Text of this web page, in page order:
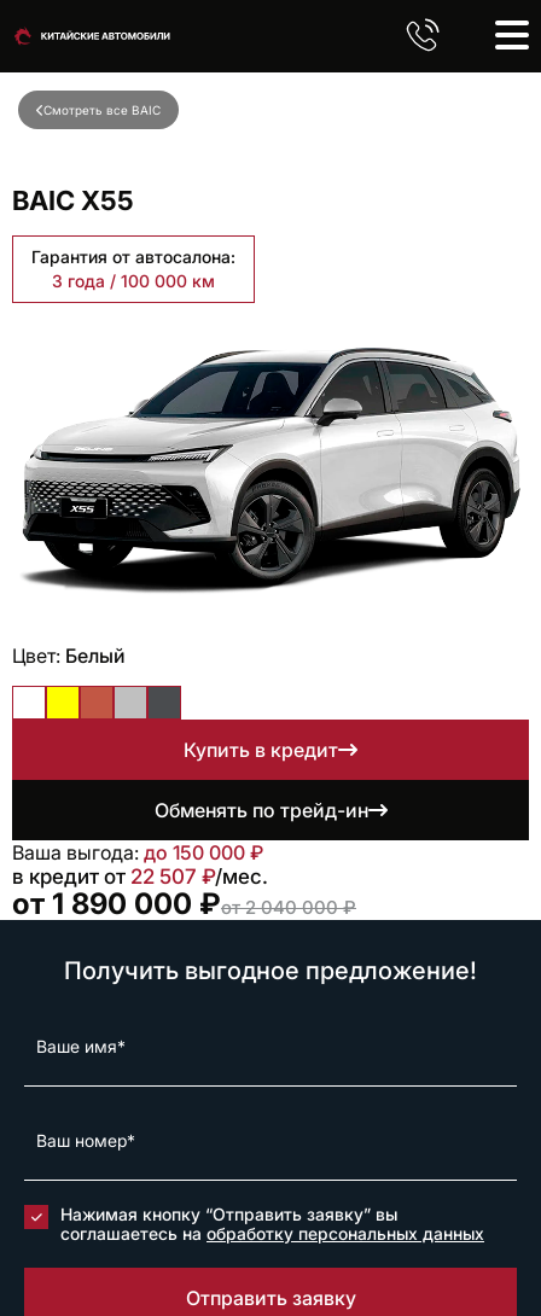
Смотреть все BAIC
Получить выгодное предложение!
Нажимая кнопку “Отправить заявку” вы
соглашаетесь на обработку персональных данных
Отправить заявку
BAIC X55
Гарантия от автосалона:
3 года / 100 000 км
Цвет: Белый
от 1 890 000 ₽от 2 040 000 ₽
в кредит от 22 507 ₽/мес.
Ваша выгода: до 150 000 ₽
Купить в кредит
Обменять по трейд-ин